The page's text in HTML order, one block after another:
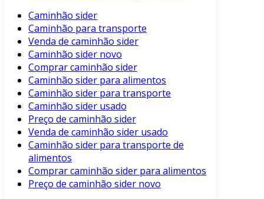
Caminhão sider
Caminhão para transporte
Venda de caminhão sider
Caminhão sider novo
Comprar caminhão sider
Caminhão sider para alimentos
Caminhão sider para transporte
Caminhão sider usado
Preço de caminhão sider
Venda de caminhão sider usado
Caminhão sider para transporte de
alimentos
Comprar caminhão sider para alimentos
Preço de caminhão sider novo